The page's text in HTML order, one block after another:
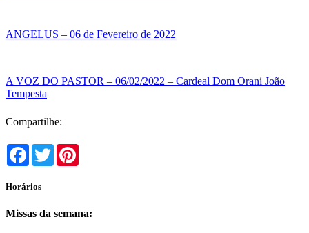
ANGELUS – 06 de Fevereiro de 2022
A VOZ DO PASTOR – 06/02/2022 – Cardeal Dom Orani João
Tempesta
Compartilhe:
Facebook
Twitter
Horários
Missas da semana: